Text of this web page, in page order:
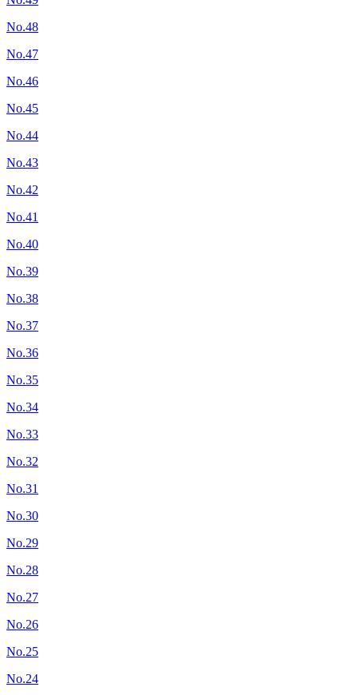
No.48
No.47
No.46
No.45
No.44
No.43
No.42
No.41
No.40
No.39
No.38
No.37
No.36
No.35
No.34
No.33
No.32
No.31
No.30
No.29
No.28
No.27
No.26
No.25
No.24